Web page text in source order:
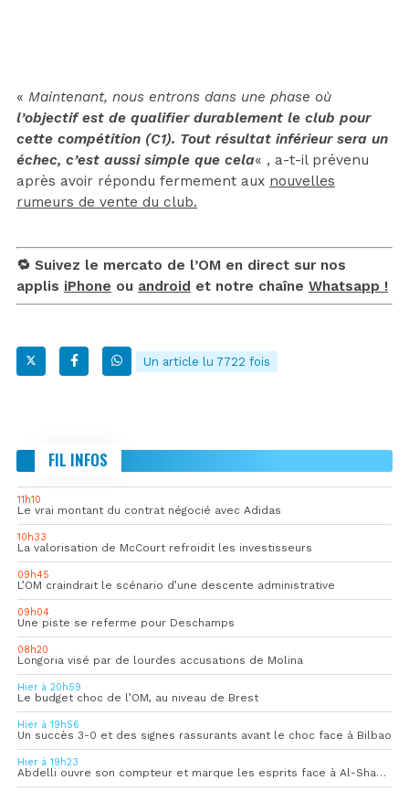
« Maintenant, nous entrons dans une phase où
l’objectif est de qualifier durablement le club pour
cette compétition (C1). Tout résultat inférieur sera un
échec, c’est aussi simple que cela« , a-t-il prévenu
après avoir répondu fermement aux nouvelles
rumeurs de vente du club.
🔁 Suivez le mercato de l’OM en direct sur nos
applis iPhone ou android et notre chaîne Whatsapp !
Un article lu 7722 fois
FIL INFOS
11h10
Le vrai montant du contrat négocié avec Adidas
10h33
La valorisation de McCourt refroidit les investisseurs
09h45
L’OM craindrait le scénario d’une descente administrative
09h04
Une piste se referme pour Deschamps
08h20
Longoria visé par de lourdes accusations de Molina
Hier à 20h59
Le budget choc de l’OM, au niveau de Brest
Hier à 19h56
Un succès 3-0 et des signes rassurants avant le choc face à Bilbao
Hier à 19h23
Abdelli ouvre son compteur et marque les esprits face à Al-Shahania